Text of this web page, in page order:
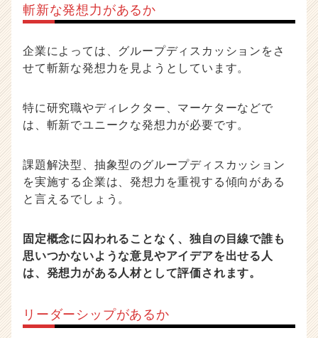
斬新な発想力があるか
企業によっては、グループディスカッションをさ
せて斬新な発想力を見ようとしています。
特に研究職やディレクター、マーケターなどで
は、斬新でユニークな発想力が必要です。
課題解決型、抽象型のグループディスカッション
を実施する企業は、発想力を重視する傾向がある
と言えるでしょう。
固定概念に囚われることなく、独自の目線で誰も
思いつかないような意見やアイデアを出せる人
は、発想力がある人材として評価されます。
リーダーシップがあるか